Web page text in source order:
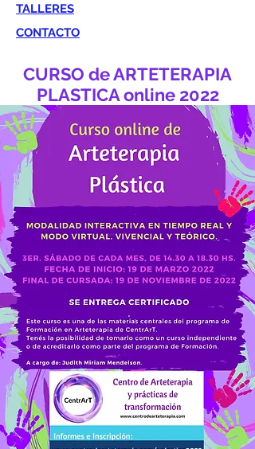
TALLERES
CONTACTO
CURSO de ARTETERAPIA
PLASTICA online 2022